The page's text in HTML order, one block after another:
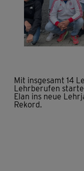
Mit insgesamt 14
Lehrberufen
Elan ins neue
Rekord.